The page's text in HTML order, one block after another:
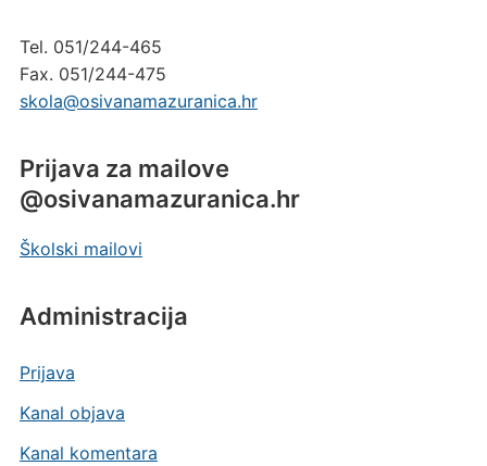
Tel. 051/244-465
Fax. 051/244-475
skola@osivanamazuranica.hr
Prijava za mailove
@osivanamazuranica.hr
Školski mailovi
Administracija
Prijava
Kanal objava
Kanal komentara